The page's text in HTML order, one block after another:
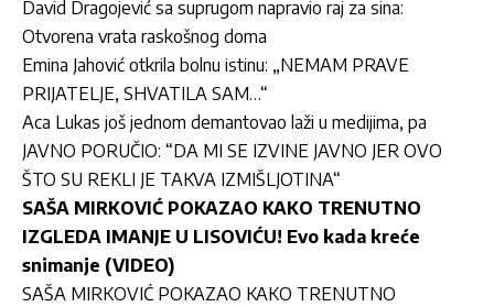
David Dragojević sa suprugom napravio raj za sina:
Otvorena vrata raskošnog doma
Emina Jahović otkrila bolnu istinu: „NEMAM PRAVE
PRIJATELJE, SHVATILA SAM…“
Aca Lukas još jednom demantovao laži u medijima, pa
JAVNO PORUČIO: “DA MI SE IZVINE JAVNO JER OVO
ŠTO SU REKLI JE TAKVA IZMIŠLJOTINA“
SAŠA MIRKOVIĆ POKAZAO KAKO TRENUTNO
IZGLEDA IMANJE U LISOVIĆU! Evo kada kreće
snimanje (VIDEO)
SAŠA MIRKOVIĆ POKAZAO KAKO TRENUTNO